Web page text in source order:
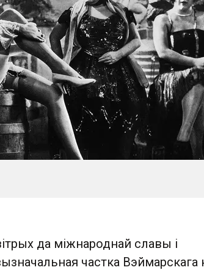
да міжнароднай славы і
частка Вэймарскага